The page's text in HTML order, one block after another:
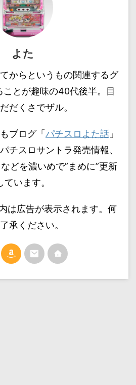
よた
からというもの関連するグ
ことが趣味の40代後半。目
だくさでザル。
ブログ「パチスロよた話 」
チスロサントラ発売情報、
どを濃いめで”まめに”更新
ています。
は広告が表示されます。何
承ください。